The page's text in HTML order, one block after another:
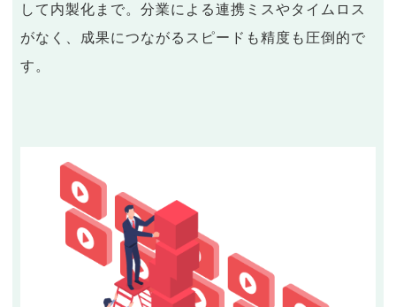
して内製化まで。分業による連携ミスやタイムロス
がなく、成果につながるスピードも精度も圧倒的で
す。